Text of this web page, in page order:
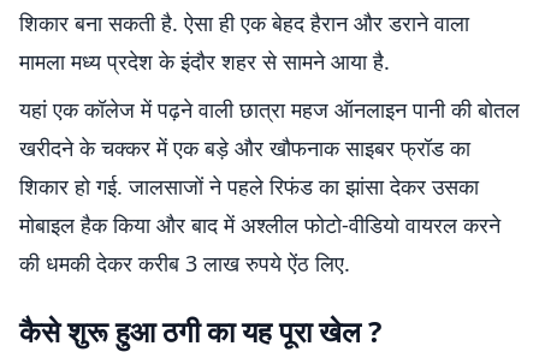
शिकार बना सकती है. ऐसा ही एक बेहद हैरान और डराने वाला
मामला मध्य प्रदेश के इंदौर शहर से सामने आया है.
यहां एक कॉलेज में पढ़ने वाली छात्रा महज ऑनलाइन पानी की बोतल
खरीदने के चक्कर में एक बड़े और खौफनाक साइबर फ्रॉड का
शिकार हो गई. जालसाजों ने पहले रिफंड का झांसा देकर उसका
मोबाइल हैक किया और बाद में अश्लील फोटो-वीडियो वायरल करने
की धमकी देकर करीब 3 लाख रुपये ऐंठ लिए.
कैसे शुरू हुआ ठगी का यह पूरा खेल ?